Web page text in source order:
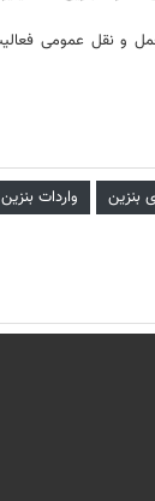
بنزین واردات بنزین